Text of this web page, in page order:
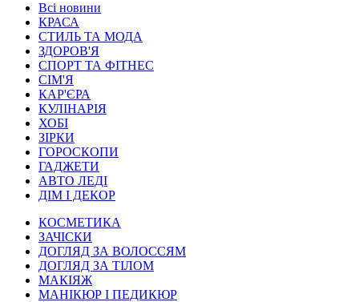
Всі новини
КРАСА
СТИЛЬ ТА МОДА
ЗДОРОВ'Я
СПОРТ ТА ФІТНЕС
СІМ'Я
КАР'ЄРА
КУЛІНАРІЯ
ХОБІ
ЗІРКИ
ГОРОСКОПИ
ГАДЖЕТИ
АВТО ЛЕДІ
ДІМ І ДЕКОР
КОСМЕТИКА
ЗАЧІСКИ
ДОГЛЯД ЗА ВОЛОССЯМ
ДОГЛЯД ЗА ТІЛОМ
МАКІЯЖ
МАНІКЮР І ПЕДИКЮР